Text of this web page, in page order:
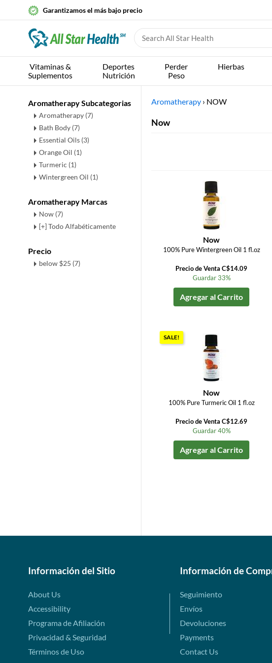
Garantizamos el más bajo precio
Vitaminas &
Suplementos
Deportes
Nutrición
Perder
Peso
Hierbas
Aromatherapy Subcategorias
Aromatherapy (7)
Bath Body (7)
Essential Oils (3)
Orange Oil (1)
Turmeric (1)
Wintergreen Oil (1)
Aromatherapy Marcas
Now (7)
[+] Todo Alfabéticamente
Precio
below $25 (7)
Aromatherapy › NOW
Now
Now
100% Pure Wintergreen Oil 1 fl.oz
Precio de Venta C$14.09
Guardar 33%
Agregar al Carrito
SALE!
Now
100% Pure Turmeric Oil 1 fl.oz
Precio de Venta C$12.69
Guardar 40%
Agregar al Carrito
Información del Sitio
About Us
Accessibility
Programa de Afiliación
Privacidad & Seguridad
Términos de Uso
Información de
Seguimiento
Envíos
Devoluciones
Payments
Contact Us